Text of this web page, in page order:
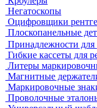
Радиационный
Проявочные машины
Денситометры
Дозиметры
Импульсные
Комплексы
Кроулеры
Негатоскопы
Оцифровщики
Плоскопанельные